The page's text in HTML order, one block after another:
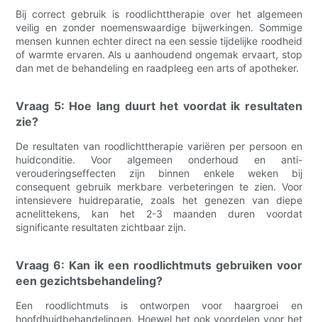
Bij correct gebruik is roodlichttherapie over het algemeen
veilig en zonder noemenswaardige bijwerkingen. Sommige
mensen kunnen echter direct na een sessie tijdelijke roodheid
of warmte ervaren. Als u aanhoudend ongemak ervaart, stop
dan met de behandeling en raadpleeg een arts of apotheker.
Vraag 5: Hoe lang duurt het voordat ik resultaten
zie?
De resultaten van roodlichttherapie variëren per persoon en
huidconditie. Voor algemeen onderhoud en anti-
verouderingseffecten zijn binnen enkele weken bij
consequent gebruik merkbare verbeteringen te zien. Voor
intensievere huidreparatie, zoals het genezen van diepe
acnelittekens, kan het 2-3 maanden duren voordat
significante resultaten zichtbaar zijn.
Vraag 6: Kan ik een roodlichtmuts gebruiken voor
een gezichtsbehandeling?
Een roodlichtmuts is ontworpen voor haargroei en
hoofdhuidbehandelingen. Hoewel het ook voordelen voor het